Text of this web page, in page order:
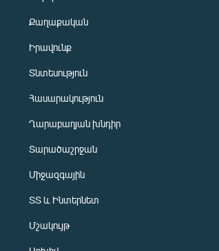
Քաղաքական
Իրավունք
Տնտեսություն
Հասարակություն
Ղարաբաղյան խնդիր
Տարածաշրջան
Միջազգային
ՏՏ և Ինտերնետ
Մշակույթ